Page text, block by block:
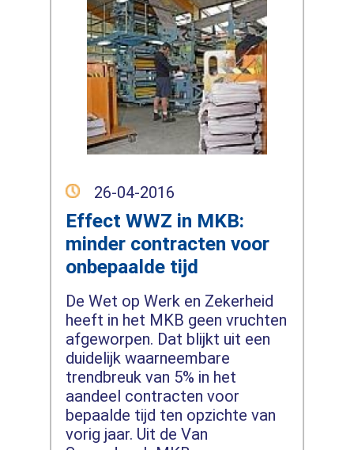
26-04-2016
Effect WWZ in MKB:
minder contracten voor
onbepaalde tijd
De Wet op Werk en Zekerheid
heeft in het MKB geen vruchten
afgeworpen. Dat blijkt uit een
duidelijk waarneembare
trendbreuk van 5% in het
aandeel contracten voor
bepaalde tijd ten opzichte van
vorig jaar. Uit de Van